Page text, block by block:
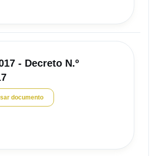
- Decreto N.º
documento